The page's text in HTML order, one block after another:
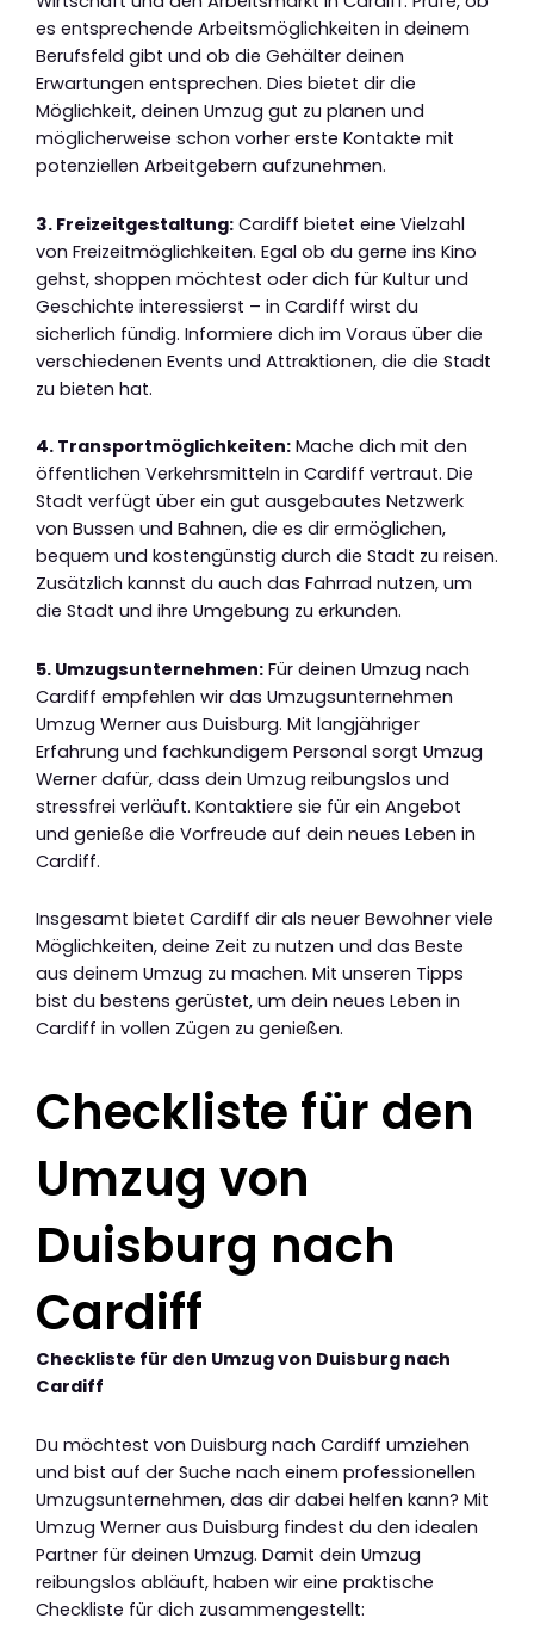
es entsprechende Arbeitsmöglichkeiten in deinem
Berufsfeld gibt und ob die Gehälter deinen
Erwartungen entsprechen. Dies bietet dir die
Möglichkeit, deinen Umzug gut zu planen und
möglicherweise schon vorher erste Kontakte mit
potenziellen Arbeitgebern aufzunehmen.
3. Freizeitgestaltung: Cardiff bietet eine Vielzahl
von Freizeitmöglichkeiten. Egal ob du gerne ins Kino
gehst, shoppen möchtest oder dich für Kultur und
Geschichte interessierst – in Cardiff wirst du
sicherlich fündig. Informiere dich im Voraus über die
verschiedenen Events und Attraktionen, die die Stadt
zu bieten hat.
4. Transportmöglichkeiten: Mache dich mit den
öffentlichen Verkehrsmitteln in Cardiff vertraut. Die
Stadt verfügt über ein gut ausgebautes Netzwerk
von Bussen und Bahnen, die es dir ermöglichen,
bequem und kostengünstig durch die Stadt zu reisen.
Zusätzlich kannst du auch das Fahrrad nutzen, um
die Stadt und ihre Umgebung zu erkunden.
5. Umzugsunternehmen: Für deinen Umzug nach
Cardiff empfehlen wir das Umzugsunternehmen
Umzug Werner aus Duisburg. Mit langjähriger
Erfahrung und fachkundigem Personal sorgt Umzug
Werner dafür, dass dein Umzug reibungslos und
stressfrei verläuft. Kontaktiere sie für ein Angebot
und genieße die Vorfreude auf dein neues Leben in
Cardiff.
Insgesamt bietet Cardiff dir als neuer Bewohner viele
Möglichkeiten, deine Zeit zu nutzen und das Beste
aus deinem Umzug zu machen. Mit unseren Tipps
bist du bestens gerüstet, um dein neues Leben in
Cardiff in vollen Zügen zu genießen.
Checkliste für den
Umzug von
Duisburg nach
Cardiff
Checkliste für den Umzug von Duisburg nach
Cardiff
Du möchtest von Duisburg nach Cardiff umziehen
und bist auf der Suche nach einem professionellen
Umzugsunternehmen, das dir dabei helfen kann? Mit
Umzug Werner aus Duisburg findest du den idealen
Partner für deinen Umzug. Damit dein Umzug
reibungslos abläuft, haben wir eine praktische
Checkliste für dich zusammengestellt: